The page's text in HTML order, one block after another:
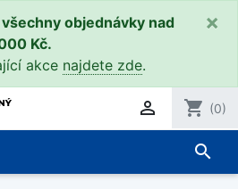
objednávky nad
Kč.
akce najdete zde.
×
 shopping_cart (0)
search